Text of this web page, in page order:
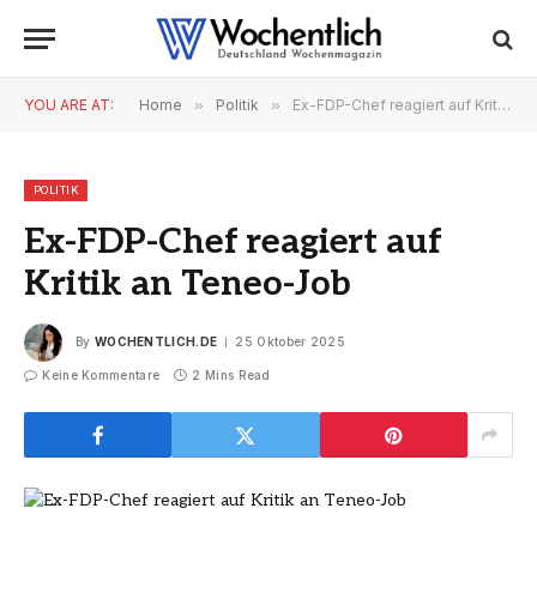
YOU ARE AT: Home » Politik » Ex-FDP-Chef reagiert auf Kritik an Teneo-Job
POLITIK
Ex-FDP-Chef reagiert auf
Kritik an Teneo-Job
By WOCHENTLICH.DE 25 Oktober 2025
Keine Kommentare 2 Mins Read